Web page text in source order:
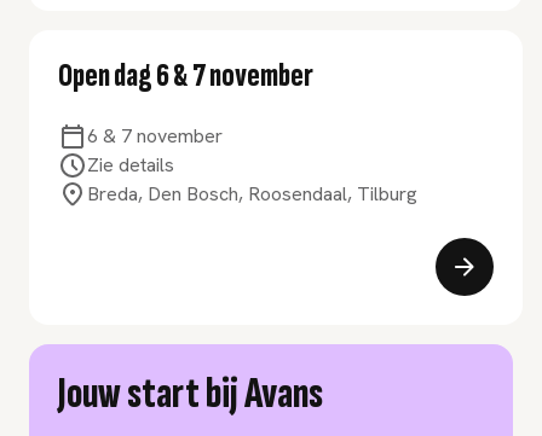
Open dag 6 & 7 november
6 & 7 november
Zie details
Breda, Den Bosch, Roosendaal, Tilburg
Jouw start bij Avans